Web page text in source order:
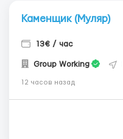
Каменщик (Муляр)
13€ / час
Group Working
12 часов назад